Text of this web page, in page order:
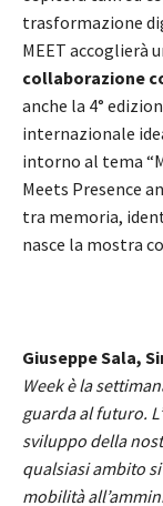
trasformazione
MEET accoglierà
collaborazione
anche la 4°
internazionale
intorno al tema
Meets Presence
tra memoria,
nasce la mostra
Giuseppe Sala,
Week è la
guarda al futuro.
sviluppo della
qualsiasi ambito
mobilità